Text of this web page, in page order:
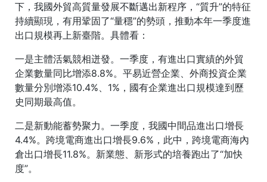
下，我國外貿高質量發展不斷邁出新程序，“質升”的特征
持續顯現，有用鞏固了“量穩”的勢頭，推動本年一季度進
出口規模再上新臺階。具體看：
一是主體活氣競相迸發。一季度，有進出口實績的外貿
企業數量同比增添8.8%。平易近營企業、外商投資企業
數量分別增添10.4%、1%，國有企業進出口規模達到歷
史同期最高值。
二是新動能蓄勢聚力。一季度，我國中間品進出口增長
4.4%。跨境電商進出口增長9.6%，此中，跨境電商海內
倉出口增長11.8%。新業態、新形式的培養跑出了“加快
度”。